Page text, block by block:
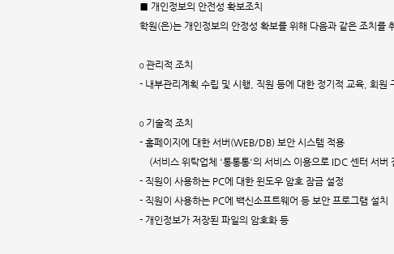
■ 개인정보의 안전성 확보조치
학원(은)는 개인정보의 안정성 확보를 위해 다음과 같은 조치를
ο 관리적 조치
- 내부관리계획 수립 및 시행, 직원 등에 대한 정기적 교육, 회원
ο 기술적 조치
- 홈페이지에 대한 서버(WEB/DB) 보안 시스템 적용
(서비스 위탁업체 '통통통'의 서비스 이용으로 IDC 센터 서버
- 직원이 사용하는 PC에 대한 윈도우 암호 잠금 설정
- 직원이 사용하는 PC에 백신소프트웨어 등 보안 프로그램 설치
- 개인정보가 저장된 파일의 암호화 등